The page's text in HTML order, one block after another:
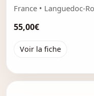
France • Languedoc-
55,00€
Voir la fiche